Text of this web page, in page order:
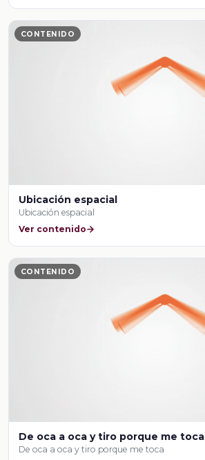
CONTENIDO
Ubicación espacial
Ubicación espacial
Ver contenido
CONTENIDO
De oca a oca y tiro porque me toca
De oca a oca y tiro porque me toca